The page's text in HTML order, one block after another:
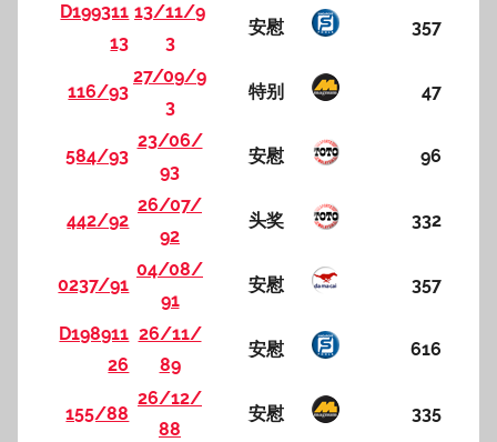
D199311
13
13/11/9
3
安慰 357
116/93
27/09/9
3
特别 47
584/93
23/06/
93
安慰 96
442/92
26/07/
92
头奖 332
0237/91
04/08/
91
安慰 357
D198911
26
26/11/
89
安慰 616
155/88
26/12/
88
安慰 335